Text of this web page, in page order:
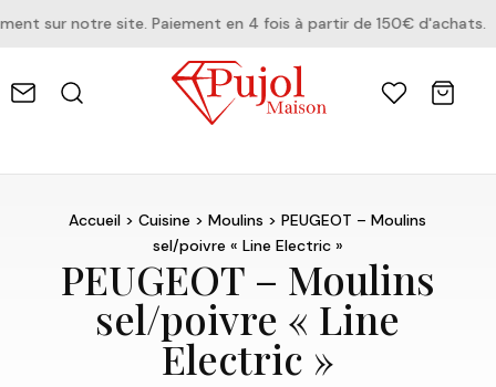
sur notre site. Paiement en 4 fois à partir de 150€ d'achats.
Accueil >Cuisine >Moulins > PEUGEOT – Moulins
sel/poivre « Line Electric »
PEUGEOT – Moulins
sel/poivre « Line
Electric »